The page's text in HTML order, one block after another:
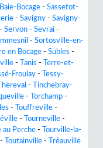
Bocage - Sassetot-
- Savigny - Savigny-
- Servon - Sevrai -
- Sortosville-en-
en Bocage - Subles -
- Tanis -
Terre-et-
Froulay -
Tessy-
Thèreval -
Tinchebray-
- Torchamp -
- Touffreville -
- Tourneville -
au Perche -
Tourville-la-
- Toutainville - Tréauville